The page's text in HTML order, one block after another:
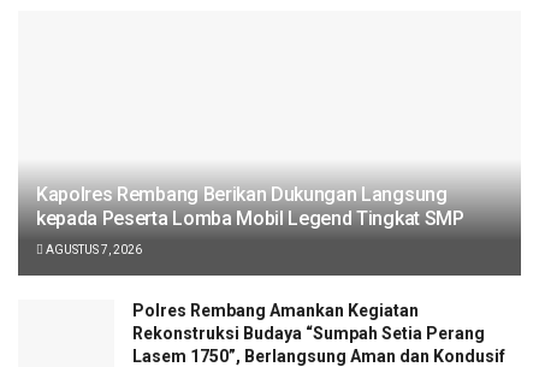
Kapolres Rembang Berikan Dukungan Langsung
kepada Peserta Lomba Mobil Legend Tingkat SMP
AGUSTUS 7, 2026
Polres Rembang Amankan Kegiatan
Rekonstruksi Budaya “Sumpah Setia Perang
Lasem 1750”, Berlangsung Aman dan Kondusif